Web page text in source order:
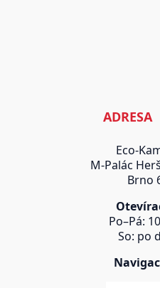
ADRESA
Eco-
M-Palác
Brno
Po–Pá:
So: po